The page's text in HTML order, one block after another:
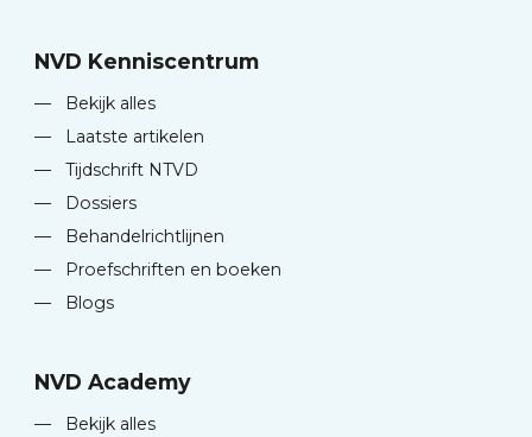
NVD Kenniscentrum
—
Bekijk alles
—
Laatste artikelen
—
Tijdschrift NTVD
—
Dossiers
—
Behandelrichtlijnen
—
Proefschriften en boeken
—
Blogs
NVD Academy
—
Bekijk alles